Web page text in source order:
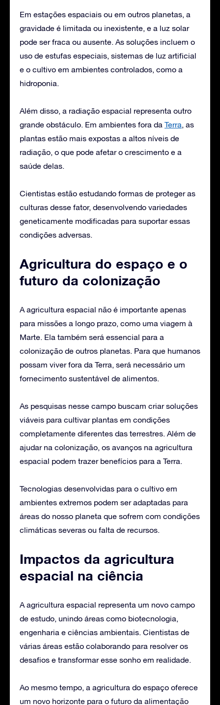
Em estações espaciais ou em outros planetas, a
gravidade é limitada ou inexistente, e a luz solar
pode ser fraca ou ausente. As soluções incluem o
uso de estufas especiais, sistemas de luz artificial
e o cultivo em ambientes controlados, como a
hidroponia.
Além disso, a radiação espacial representa outro
grande obstáculo. Em ambientes fora da Terra, as
plantas estão mais expostas a altos níveis de
radiação, o que pode afetar o crescimento e a
saúde delas.
Cientistas estão estudando formas de proteger as
culturas desse fator, desenvolvendo variedades
geneticamente modificadas para suportar essas
condições adversas.
Agricultura do espaço e o
futuro da colonização
A agricultura espacial não é importante apenas
para missões a longo prazo, como uma viagem à
Marte. Ela também será essencial para a
colonização de outros planetas. Para que humanos
possam viver fora da Terra, será necessário um
fornecimento sustentável de alimentos.
As pesquisas nesse campo buscam criar soluções
viáveis para cultivar plantas em condições
completamente diferentes das terrestres. Além de
ajudar na colonização, os avanços na agricultura
espacial podem trazer benefícios para a Terra.
Tecnologias desenvolvidas para o cultivo em
ambientes extremos podem ser adaptadas para
áreas do nosso planeta que sofrem com condições
climáticas severas ou falta de recursos.
Impactos da agricultura
espacial na ciência
A agricultura espacial representa um novo campo
de estudo, unindo áreas como biotecnologia,
engenharia e ciências ambientais. Cientistas de
várias áreas estão colaborando para resolver os
desafios e transformar esse sonho em realidade.
Ao mesmo tempo, a agricultura do espaço oferece
um novo horizonte para o futuro da alimentação